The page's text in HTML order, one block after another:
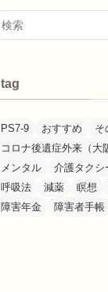
tag
PS7-9 おすすめ そ
コロナ後遺症外来（大
メンタル
介護タクシ
呼吸法
減薬 瞑想
障害年金
障害者手帳